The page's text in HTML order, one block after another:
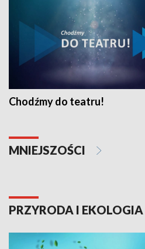
Chodźmy do teatru!
MNIEJSZOŚCI
PRZYRODA I EKOLOGIA